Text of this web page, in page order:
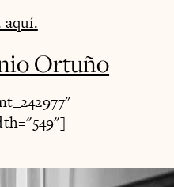
aquí.
Ortuño